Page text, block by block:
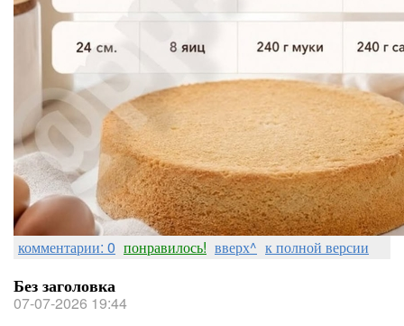
комментарии: 0 понравилось! вверх^ к полной версии
Без заголовка
07-07-2026 19:44